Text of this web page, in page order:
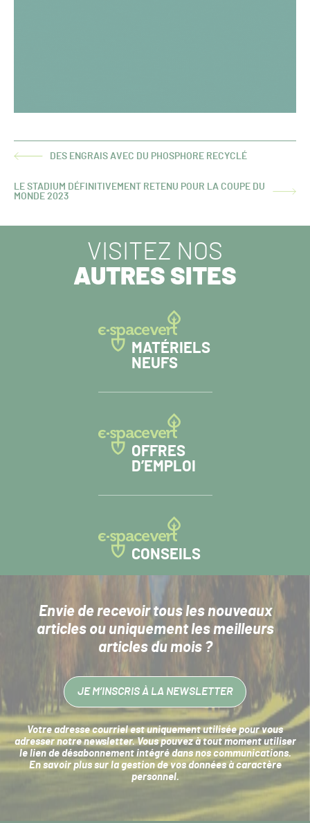
ARTICLEDES ENGRAIS AVEC DU PHOSPHORE RECYCLÉ
ARTICLE
LE STADIUM DÉFINITIVEMENT RETENU POUR LA COUPE DU
MONDE 2023
VISITEZ NOS
AUTRES SITES
MATÉRIELS
NEUFS
OFFRES
D’EMPLOI
CONSEILS
Envie de recevoir tous les nouveaux
articlesou uniquement les meilleurs
articles du mois ?
JE M’INSCRIS À LA NEWSLETTER
Votre adresse courriel est uniquement utilisée pour vous
adresser notre newsletter. Vous pouvez à tout moment utiliser
le lien de désabonnement intégré dans nos communications.
En savoir plus sur la gestion de vos données à caractère
personnel.